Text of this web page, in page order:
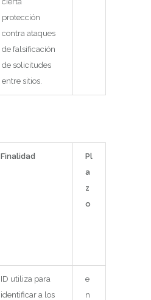
protección
contra ataques
de falsificación
de solicitudes
entre sitios.
Finalidad
Pl
a
z
o
ID utiliza para
identificar a los
e
n